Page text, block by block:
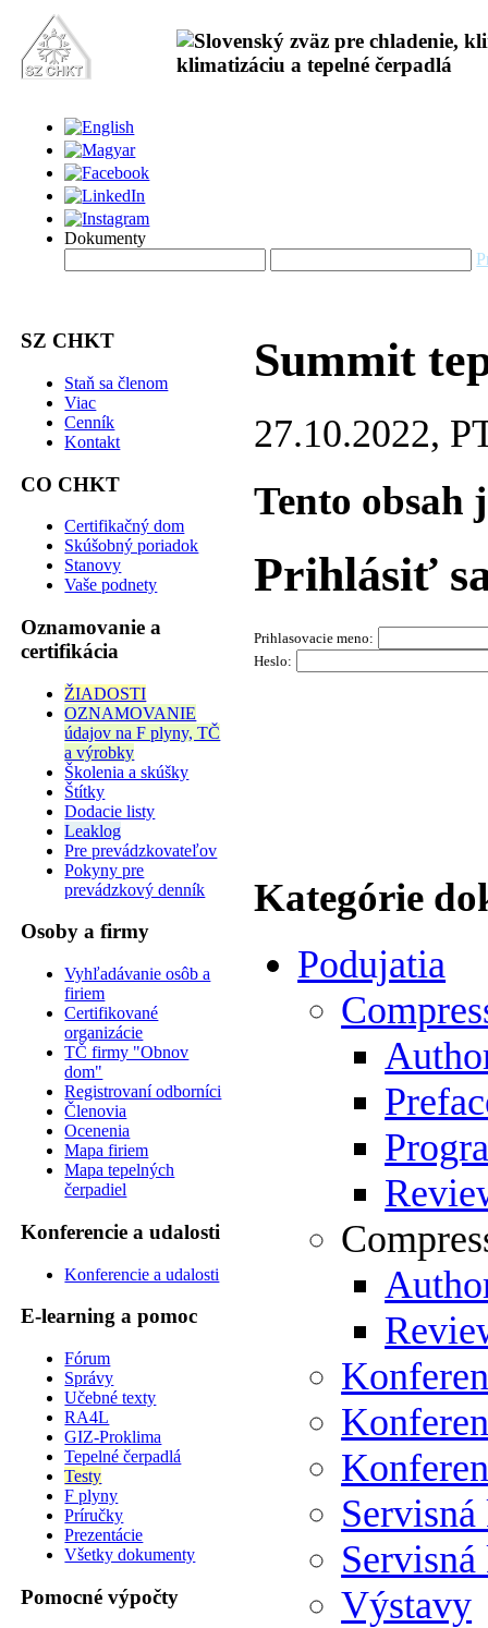
Dokumenty
SZ CHKT
Staň sa členom
Viac
Cenník
Kontakt
CO CHKT
Certifikačný dom
Skúšobný poriadok
Stanovy
Vaše podnety
Oznamovanie a
certifikácia
ŽIADOSTI
OZNAMOVANIE
údajov na F plyny, TČ
a výrobky
Školenia a skúšky
Štítky
Dodacie listy
Leaklog
Pre prevádzkovateľov
Pokyny pre
prevádzkový denník
Osoby a firmy
Vyhľadávanie osôb a
firiem
Certifikované
organizácie
TČ firmy "Obnov
dom"
Registrovaní odborníci
Členovia
Ocenenia
Mapa firiem
Mapa tepelných
čerpadiel
Konferencie a udalosti
Konferencie a udalosti
E-learning a pomoc
Fórum
Správy
Učebné texty
RA4L
GIZ-Proklima
Tepelné čerpadlá
Testy
F plyny
Príručky
Prezentácie
Všetky dokumenty
Pomocné výpočty
Summit
27.10.2022,
Tento obsah
Prihlásiť
Prihlasovacie meno:
Heslo:
Kategórie
Podujatia
Výstavy